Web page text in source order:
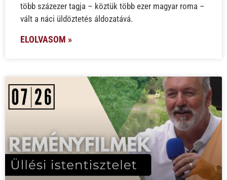
több százezer tagja – köztük több ezer magyar roma –
vált a náci üldöztetés áldozatává.
ELOLVASOM »